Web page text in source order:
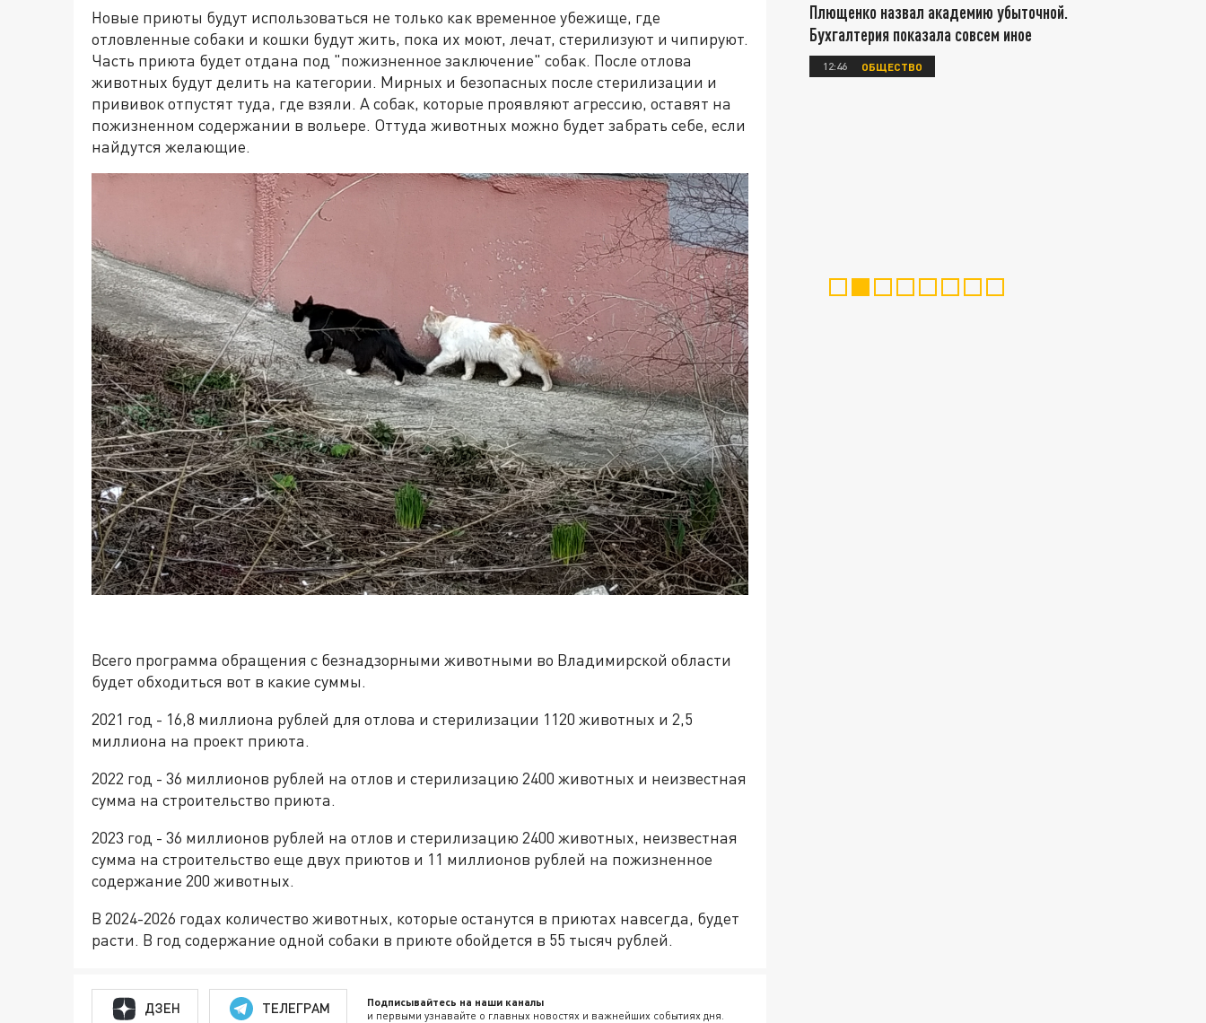
Новые приюты будут использоваться не только как временное убежище, где
отловленные собаки и кошки будут жить, пока их моют, лечат, стерилизуют и чипируют.
Часть приюта будет отдана под "пожизненное заключение" собак. После отлова
животных будут делить на категории. Мирных и безопасных после стерилизации и
прививок отпустят туда, где взяли. А собак, которые проявляют агрессию, оставят на
пожизненном содержании в вольере. Оттуда животных можно будет забрать себе, если
найдутся желающие.
Всего программа обращения с безнадзорными животными во Владимирской области
будет обходиться вот в какие суммы.
2021 год - 16,8 миллиона рублей для отлова и стерилизации 1120 животных и 2,5
миллиона на проект приюта.
2022 год - 36 миллионов рублей на отлов и стерилизацию 2400 животных и неизвестная
сумма на строительство приюта.
2023 год - 36 миллионов рублей на отлов и стерилизацию 2400 животных, неизвестная
сумма на строительство еще двух приютов и 11 миллионов рублей на пожизненное
содержание 200 животных.
В 2024-2026 годах количество животных, которые останутся в приютах навсегда, будет
расти. В год содержание одной собаки в приюте обойдется в 55 тысяч рублей.
ДЗЕН ТЕЛЕГРАМ Подписывайтесь на наши каналы
и первыми узнавайте о главных новостях и важнейших событиях дня.
Плющенко назвал академию убыточной.
Бухгалтерия показала совсем иное
12:46 ОБЩЕСТВО